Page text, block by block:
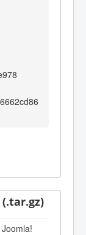
(.tar.gz)